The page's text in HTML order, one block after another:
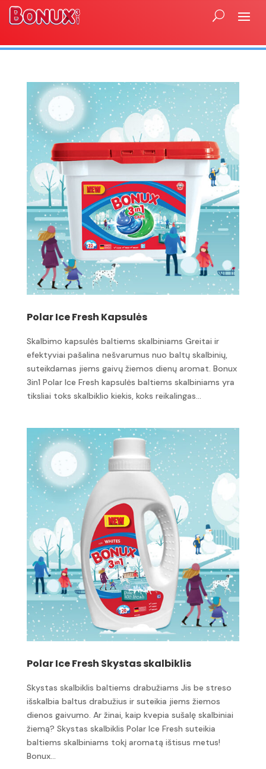
Polar Ice Fresh Kapsulės
Skalbimo kapsulės baltiems skalbiniams Greitai ir
efektyviai pašalina nešvarumus nuo baltų skalbinių,
suteikdamas jiems gaivų žiemos dienų aromat. Bonux
3in1 Polar Ice Fresh kapsulės baltiems skalbiniams yra
tiksliai toks skalbiklio kiekis, koks reikalingas...
Polar Ice Fresh Skystas skalbiklis
Skystas skalbiklis baltiems drabužiams Jis be streso
išskalbia baltus drabužius ir suteikia jiems žiemos
dienos gaivumo. Ar žinai, kaip kvepia sušalę skalbiniai
žiemą? Skystas skalbiklis Polar Ice Fresh suteikia
baltiems skalbiniams tokį aromatą ištisus metus!
Bonux...